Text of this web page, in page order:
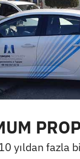
yıldan fazla